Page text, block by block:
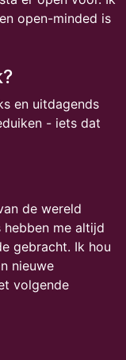
open-minded is
en uitdagends
- iets dat
de wereld
me altijd
gebracht. Ik hou
nieuwe
volgende